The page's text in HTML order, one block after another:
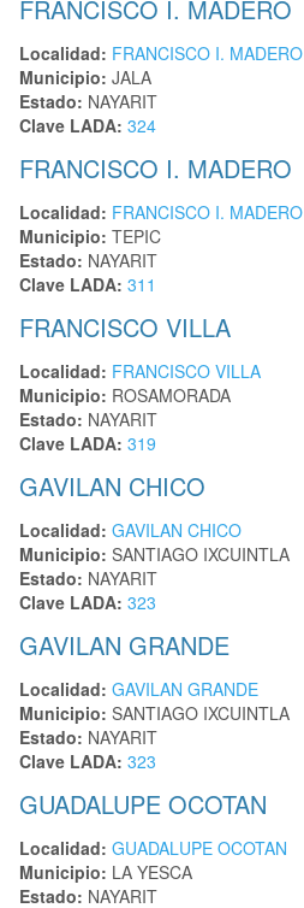
FRANCISCO I. MADERO
Localidad: FRANCISCO I. MADERO
Municipio: JALA
Estado: NAYARIT
Clave LADA: 324
FRANCISCO I. MADERO
Localidad: FRANCISCO I. MADERO
Municipio: TEPIC
Estado: NAYARIT
Clave LADA: 311
FRANCISCO VILLA
Localidad: FRANCISCO VILLA
Municipio: ROSAMORADA
Estado: NAYARIT
Clave LADA: 319
GAVILAN CHICO
Localidad: GAVILAN CHICO
Municipio: SANTIAGO IXCUINTLA
Estado: NAYARIT
Clave LADA: 323
GAVILAN GRANDE
Localidad: GAVILAN GRANDE
Municipio: SANTIAGO IXCUINTLA
Estado: NAYARIT
Clave LADA: 323
GUADALUPE OCOTAN
Localidad: GUADALUPE OCOTAN
Municipio: LA YESCA
Estado: NAYARIT